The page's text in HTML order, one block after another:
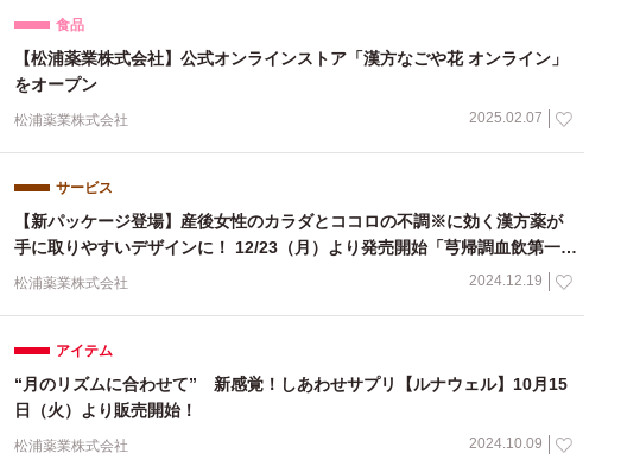
食品
【松浦薬業株式会社】公式オンラインストア「漢方なごや花 オンライン」
をオープン
松浦薬業株式会社 2025.02.07
サービス
【新パッケージ登場】産後女性のカラダとココロの不調※に効く漢方薬が
手に取りやすいデザインに！ 12/23（月）より発売開始「芎帰調血飲第一加
減エキス〔細粒〕50」
松浦薬業株式会社 2024.12.19
アイテム
“月のリズムに合わせて” 新感覚！しあわせサプリ【ルナウェル】10月15
日（火）より販売開始！
松浦薬業株式会社 2024.10.09